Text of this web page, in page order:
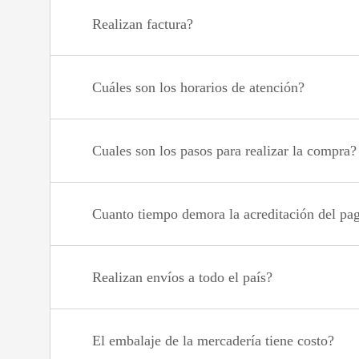
Realizan factura?
Cuáles son los horarios de atención?
Cuales son los pasos para realizar la compra?
Cuanto tiempo demora la acreditación del
Realizan envíos a todo el país?
El embalaje de la mercadería tiene costo?